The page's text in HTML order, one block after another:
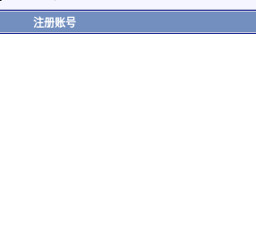
注册账号